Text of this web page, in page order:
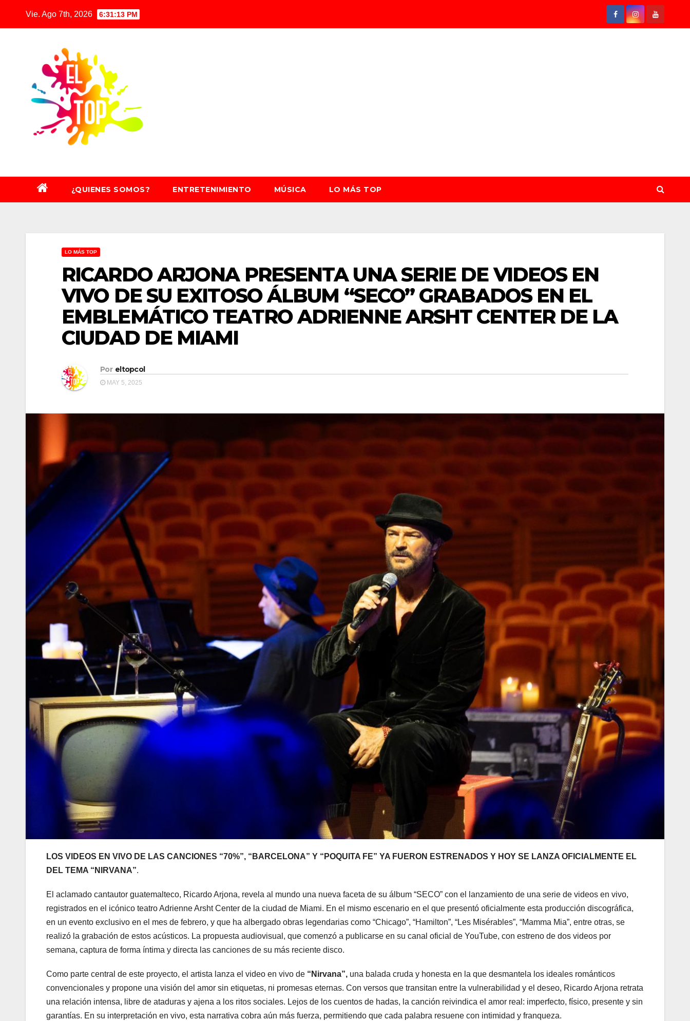
Vie. Ago 7th, 2026 6:31:15 PM
¿QUIENES SOMOS? ENTRETENIMIENTO MÚSICA LO MÁS TOP
LO MÁS TOP
RICARDO ARJONA PRESENTA UNA SERIE DE VIDEOS EN
VIVO DE SU EXITOSO ÁLBUM “SECO” GRABADOS EN EL
EMBLEMÁTICO TEATRO ADRIENNE ARSHT CENTER DE LA
CIUDAD DE MIAMI
Por eltopcol
MAY 5, 2025
LOS VIDEOS EN VIVO DE LAS CANCIONES “70%”, “BARCELONA” Y “POQUITA FE” YA FUERON ESTRENADOS Y HOY SE LANZA OFICIALMENTE EL
DEL TEMA “NIRVANA”.
El aclamado cantautor guatemalteco, Ricardo Arjona, revela al mundo una nueva faceta de su álbum “SECO” con el lanzamiento de una serie de videos en vivo,
registrados en el icónico teatro Adrienne Arsht Center de la ciudad de Miami. En el mismo escenario en el que presentó oficialmente esta producción discográfica,
en un evento exclusivo en el mes de febrero, y que ha albergado obras legendarias como “Chicago”, “Hamilton”, “Les Misérables”, “Mamma Mia”, entre otras, se
realizó la grabación de estos acústicos. La propuesta audiovisual, que comenzó a publicarse en su canal oficial de YouTube, con estreno de dos videos por
semana, captura de forma íntima y directa las canciones de su más reciente disco.
Como parte central de este proyecto, el artista lanza el video en vivo de “Nirvana”, una balada cruda y honesta en la que desmantela los ideales románticos
convencionales y propone una visión del amor sin etiquetas, ni promesas eternas. Con versos que transitan entre la vulnerabilidad y el deseo, Ricardo Arjona retrata
una relación intensa, libre de ataduras y ajena a los ritos sociales. Lejos de los cuentos de hadas, la canción reivindica el amor real: imperfecto, físico, presente y sin
garantías. En su interpretación en vivo, esta narrativa cobra aún más fuerza, permitiendo que cada palabra resuene con intimidad y franqueza.